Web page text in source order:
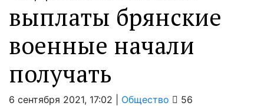
выплаты брянские
военные начали
получать
6 сентября 2021, 17:02 | Общество 56